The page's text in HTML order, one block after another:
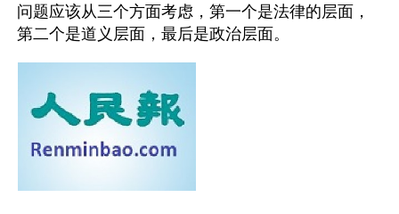
问题应该从三个方面考虑，第一个是法律的层面，
第二个是道义层面，最后是政治层面。